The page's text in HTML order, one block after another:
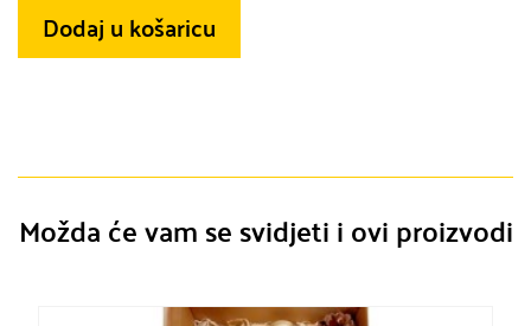
Dodaj u košaricu
Možda će vam se svidjeti i ovi proizvodi